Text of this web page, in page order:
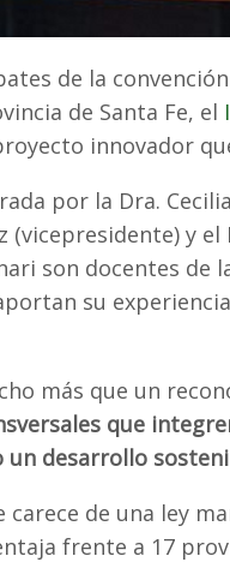
de la
de Santa Fe, el
innovador
por la Dra.
(vicepresidente) y
son docentes de
su
más que un
que
un desarrollo
carece de una ley
frente a 17